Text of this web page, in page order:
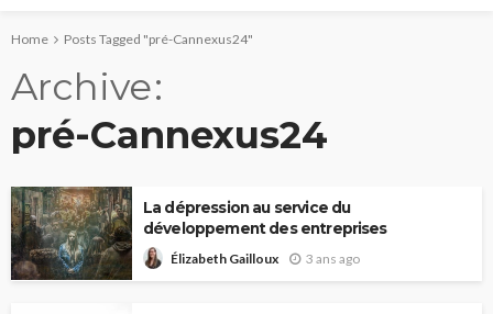
Home Posts Tagged "pré-Cannexus24"
Archive
pré-Cannexus24
La dépression au service du
développement des entreprises
Élizabeth Gailloux 3 ans ago